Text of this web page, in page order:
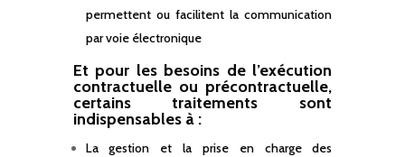
permettent ou facilitent la communication
par voie électronique
Et pour les besoins de l’exécution
contractuelle ou précontractuelle,
certains traitements sont
indispensables à :
La gestion et la prise en charge des